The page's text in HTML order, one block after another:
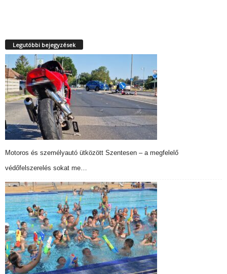
Legutóbbi bejegyzések
Motoros és személyautó ütközött Szentesen – a megfelelő
védőfelszerelés sokat me…